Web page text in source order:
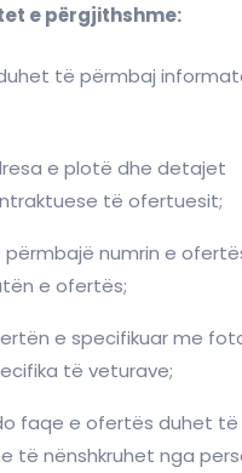
e përgjithshme:
të përmbaj
e plotë dhe detajet
të ofertuesit;
përmbajë numrin e
e ofertës;
e specifikuar me
të veturave;
faqe e ofertës duhet të
të nënshkruhet nga